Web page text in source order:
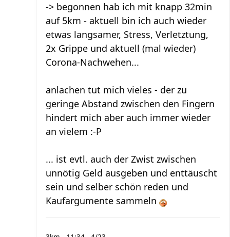
-> begonnen hab ich mit knapp 32min
auf 5km - aktuell bin ich auch wieder
etwas langsamer, Stress, Verletztung,
2x Grippe und aktuell (mal wieder)
Corona-Nachwehen...
anlachen tut mich vieles - der zu
geringe Abstand zwischen den Fingern
hindert mich aber auch immer wieder
an vielem :-P
... ist evtl. auch der Zwist zwischen
unnötig Geld ausgeben und enttäuscht
sein und selber schön reden und
Kaufargumente sammeln